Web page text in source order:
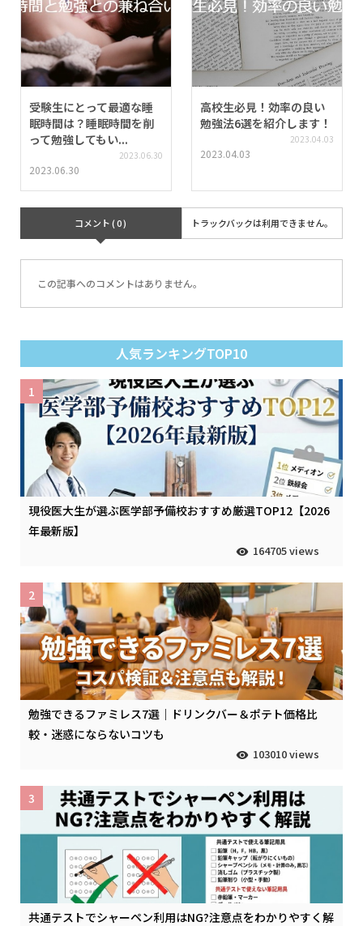
受験生にとって最適な睡
眠時間は？睡眠時間を削
って勉強してもい...
2023.06.30
2023.06.30
高校生必見！効率の良い
勉強法6選を紹介します！
2023.04.03
2023.04.03
コメント ( 0 ) トラックバックは利用できません。
この記事へのコメントはありません。
人気ランキングTOP10
現役医大生が選ぶ医学部予備校おすすめ厳選TOP12【2026
年最新版】
164705 views
1
勉強できるファミレス7選｜ドリンクバー＆ポテト価格比
較・迷惑にならないコツも
103010 views
2
共通テストでシャーペン利用はNG?注意点をわかりやすく解
3